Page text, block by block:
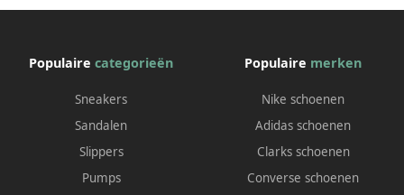
Populaire categorieën
Sneakers
Sandalen
Slippers
Pumps
Populaire merken
Nike schoenen
Adidas schoenen
Clarks schoenen
Converse schoenen